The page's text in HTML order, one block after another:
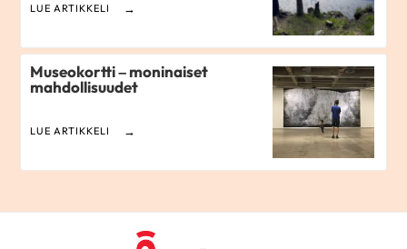
LUE ARTIKKELI
Museokortti – moninaiset
mahdollisuudet
LUE ARTIKKELI